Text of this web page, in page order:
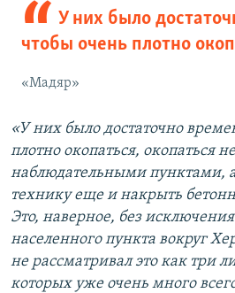
У них было
чтобы очень плотно
«Мадяр»
«У них было достаточно
плотно окопаться, окопаться
наблюдательными пунктами,
технику еще и накрыть
Это, наверное, без
населенного пункта вокруг
не рассматривал это как три
которых уже очень много